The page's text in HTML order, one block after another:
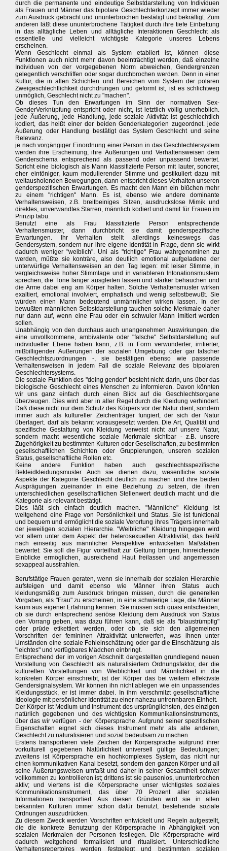
durch die permanente und eindeutige Selbstdarstellung von Individuen
als Frauen und Männer das bipolare Geschlechterkonzept immer wieder
zum Ausdruck gebracht und ununterbrochen bestätigt und bekräftigt. Zum
anderen läßt diese ununterbrochene Tätigkeit durch ihre tiefe Einbettung
in das alltägliche Leben und alltägliche Interaktionen Geschlecht als
essentielle und vielleicht wichtigste Kategorie unseres Lebens
erscheinen.
Wenn Geschlecht einmal als System etabliert ist, können diese
Funktionen auch nicht mehr davon beeinträchtigt werden, daß einzelne
Individuen von der vorgegebenen Norm abweichen, Gendergrenzen
gelegentlich verschliffen oder sogar durchbrochen werden. Denn in einer
Kultur, die in allen Schichten und Bereichen vom System der polaren
Zweigeschlechtlichkeit durchdrungen und geformt ist, ist es schlichtweg
unmöglich, Geschlecht nicht zu "machen".
Ob dieses Tun den Erwartungen im Sinn der normativen Sex-
GenderVerknüpfung entspricht oder nicht, ist letztlich völlig unerheblich.
jede Äußerung, jede Handlung, jede soziale Aktivität ist geschlechtlich
kodiert, das heißt einer der beiden Genderkategorien zugeordnet. jede
Äußerung oder Handlung bestätigt das System Geschlecht und seine
Relevanz.
je nach vorgängiger Einordnung einer Person in das Geschlechtersystem
werden ihre Erscheinung, ihre Äußerungen und Verhaltensweisen dem
Genderschema entsprechend als passend oder unpassend bewertet.
Spricht eine biologisch als Mann klassifizierte Person mit lauter, sonorer,
eher eintöniger, kaum modulierender Stimme und gestikuliert dazu mit
weitausholenden Bewegungen, dann entspricht dieses Verhalten unseren
genderspezifischen Erwartungen. Es macht den Mann ein bißchen mehr
zu einem "richtigen" Mann. Es ist, ebenso wie andere dominante
Verhaltensweisen, z.B. breitbeiniges Sitzen, ausdruckslose Mimik und
direktes, unverwandtes Starren, männlich kodiert und damit für Frauen im
Prinzip tabu.
Benutzt eine als Frau klassifizierte Person entsprechende
Verhaltensmuster, dann durchbricht sie damit genderspezifische
Erwartungen. Ihr Verhalten stellt allerdings keineswegs das
Gendersystem, sondern nur ihre eigene Identität in Frage, denn sie wirkt
dadurch weniger "weiblich". Uni als "richtige" Frau wahrgenominen zu
werden, müßte sie konträre, also deutlich emotional aufgeladene der
unterwürfige Verhaltensweisen an den Tag legen: mit leiser Stimme, in
vergleichsweise hoher Stimmlage und in variableren Intonationsmustern
sprechen, die Töne länger ausgleiten lassen und stärker behauchen und
die Arme dabei eng am Körper halten. Solche Verhaltensmuster wirken
exaltiert, emotional involviert, emphatisch und wenig selbstbewußt. Sie
würden einen Mann bedeutend unmännlicher wirken lassen. In der
bewußten männlichen Selbstdarstellung tauchen solche Merkmale daher
nur dann auf, wenn eine Frau oder ein schwuler Mann imitiert werden
sollen.
Unabhängig von den durchaus auch unangenehmen Auswirkungen, die
eine unvollkommene, ambivalente oder "falsche" Selbstdarstellung auf
individueller Ebene haben kann, z.B. in Form verwunderter, irritierter,
mißbilligender Äußerungen der sozialen Umgebung oder gar falscher
Geschlechtszuordnungen -, sie bestätigen ebenso wie passende
Verhaltensweisen in jedem Fall die soziale Relevanz des bipolaren
Geschlechtersystems.
Die soziale Funktion des "doing gender" besteht nicht darin, uns über das
biologische Geschlecht eines Menschen zu informieren. Davon könnten
wir uns ganz einfach durch einen Blick auf die Geschlechtsorgane
überzeugen. Dies wird aber in aller Regel durch die Kleidung verhindert.
Daß diese nicht nur dem Schutz des Körpers vor der Natur dient, sondern
immer auch als kultureller Zeichenträger fungiert, der sich der Natur
überlagert. darf als bekannt vorausgesetzt werden. Die Art, Qualität und
spezifische Gestaltung von Kleidung verweist nicht auf unsere Natur,
sondern macht wesentliche soziale Merkmale sichtbar - z.B. unsere
Zugehörigkeit zu bestimmten Kulturen oder Gesellschaften, zu bestimmten
gesellschaftlichen Schichten oder Gruppierungen, unseren sozialen
Status, gesellschaftliche Rollen etc.
Keine andere Funktion haben auch geschlechtsspezifische
Bekleidkleidungsmuster. Auch sie dienen dazu, wesentliche soziale
Aspekte der Kategorie Geschlecht deutlich zu machen und ihre beiden
Ausprägungen zueinander in eine Beziehung zu setzen, die ihren
unterschiedlichen gesellschaftlichen Stellenwert deutlich macht und die
Kategorie als relevant bestätigt.
Dies läßt sich einfach deutlich machen. "Männliche" Kleidung ist
weitgehend eine Frage von Persönlichkeit und Status. Sie ist funktional
und bequem und ermöglicht die soziale Verortung ihres Trägers innerhalb
der jeweiligen sozialen Hierarchie. "Weibliche" Kleidung hingegen wird
vor allem unter dem Aspekt der heterosexuellen Attraktivität, das heißt
nach einseitig aus männlicher Perspektive entwickelten Maßstäben
bewertet: Sie soll die Figur vorteilhaft zur Geltung bringen, hinreichende
Einblicke ermöglichen, ausreichend Haut freilassen und angemessen
sexappeal ausstrahlen.
Berufstätige Frauen geraten, wenn sie innerhalb der sozialen Hierarchie
aufsteigen und damit ebenso wie Männer ihren Status auch
kleidungsmäßig zum Ausdruck bringen müssen, durch die generellen
Vorgaben, als "Frau" zu erscheinen, in eine schwierige Lage, die Männer
kaum aus eigener Erfahrung kennen: Sie müssen sich quasi entscheiden,
ob sie durch entsprechend seriöse Kleidung dem Ausdruck von Status
den Vorrang geben, was dazu führen kann, daß sie als "blaustrümpfig"
oder prüde etikettiert werden, oder ob sie sich den allgemeinen
Vorschriften der femininen Attraktivität unterwerfen, was ihnen unter
Umständen eine soziale Fehleinschätzung oder gar die Einschätzung als
"leichtes" und verfügbares Mädchen einbringt.
Entsprechend der im vorigen Abschnitt dargestellten grundlegend neuen
Vorstellung von Geschlecht als naturalisiertem Ordnungsfaktor, der die
kulturellen Vorstellungen von Weiblichkeit und Männlichkeit in die
konkreten Körper einschreibt, ist der Körper das bei weitem effektivste
Gendersignalsystem. Wir können ihn nicht ablegen wie ein unpassendes
Kleidungsstück, er ist immer dabei. In ihm verschmilzt gesellschaftliche
Ideologie mit persönlicher Identität zu einer nahezu untrennbaren Einheit.
Der Körper ist Medium und Instrument des ursprünglichsten, des einzigen
natürlich gegebenen und des wichtigsten Kommunikationsinstruments,
über das wir verfügen - der Körpersprache. Aufgrund seiner spezifischen
Eigenschaften eignet sich dieses Instrument mehr als alle anderen,
Geschlecht zu naturalisieren und sozial bedeutsam zu machen.
Erstens transportieren viele Zeichen der Körpersprache aufgrund ihrer
vorkulturell gegebenen Natürlichkeit universell gültige Bedeutungen;
zweitens ist Körpersprache ein hochkomplexes System, das nicht nur
einen kommunikativen Kanal besetzt, sondern den ganzen Körper und all
seine Äußerungsweisen umfaßt und daher in seiner Gesamtheit schwer
vollkommen zu kontrollieren ist; drittens ist sie pausenlos, ununterbrochen
aktiv; und viertens ist die Körpersprache unser wichtigstes soziales
Kommunikationsinstrument, das über 70 Prozent aller sozialen
Informationen transportiert. Aus diesen Gründen wird sie in allen
bekannten Kulturen immer schon dafür benutzt, bestehende soziale
Ordnungen auszudrücken.
Zu diesem Zweck werden Vorschriften entwickelt und Regeln aufgestellt,
die die konkrete Benutzung der Körpersprache in Abhängigkeit von
sozialen Merkmalen der Personen festlegen. Die Körpersprache wird
dadurch weitgehend formalisiert und ritualisiert. Unterschiedliche
Verhaltensrepertoires werden festgelegt und bestimmten sozialen